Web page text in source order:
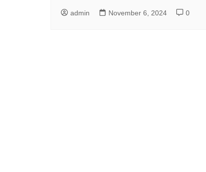
admin November 6, 2024 0